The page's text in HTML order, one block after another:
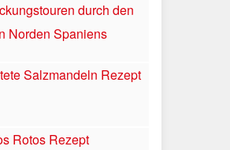
durch den
Norden Spaniens
Salzmandeln Rezept
Rotos Rezept